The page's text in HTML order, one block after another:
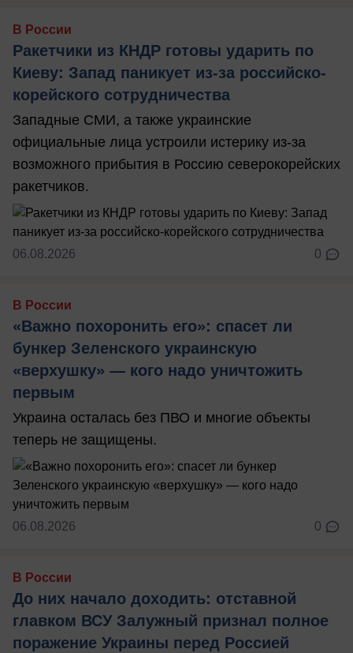
В России
Ракетчики из КНДР готовы ударить по
Киеву: Запад паникует из-за российско-
корейского сотрудничества
Западные СМИ, а также украинские
официальные лица устроили истерику из-за
возможного прибытия в Россию северокорейских
ракетчиков.
06.08.2026 0
В России
«Важно похоронить его»: спасет ли
бункер Зеленского украинскую
«верхушку» — кого надо уничтожить
первым
Украина осталась без ПВО и многие объекты
теперь не защищены.
06.08.2026 0
В России
До них начало доходить: отставной
главком ВСУ Залужный признал полное
поражение Украины перед Россией